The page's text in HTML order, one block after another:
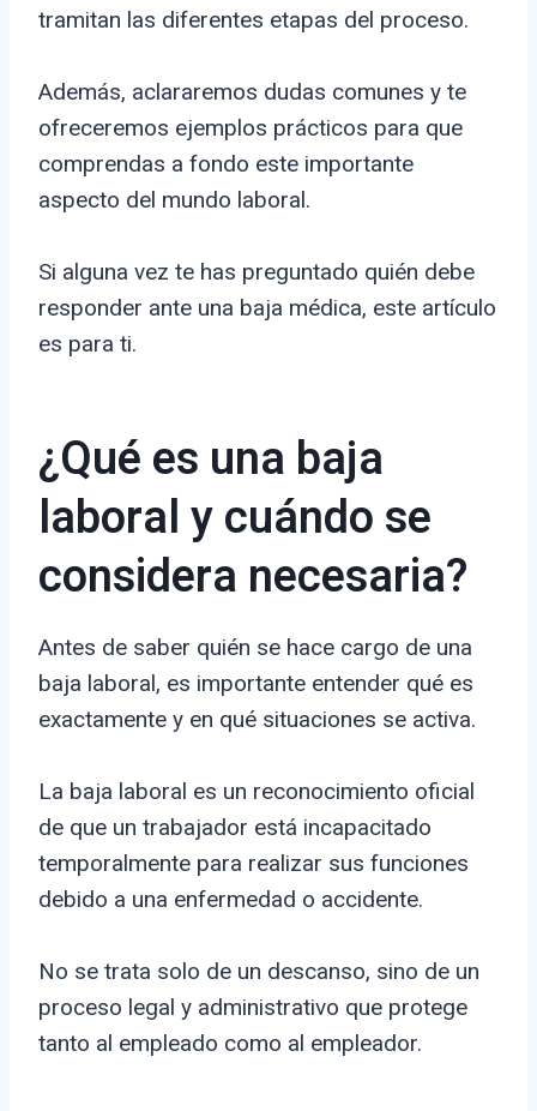
tramitan las diferentes etapas del proceso.
Además, aclararemos dudas comunes y te
ofreceremos ejemplos prácticos para que
comprendas a fondo este importante
aspecto del mundo laboral.
Si alguna vez te has preguntado quién debe
responder ante una baja médica, este artículo
es para ti.
¿Qué es una baja
laboral y cuándo se
considera necesaria?
Antes de saber quién se hace cargo de una
baja laboral, es importante entender qué es
exactamente y en qué situaciones se activa.
La baja laboral es un reconocimiento oficial
de que un trabajador está incapacitado
temporalmente para realizar sus funciones
debido a una enfermedad o accidente.
No se trata solo de un descanso, sino de un
proceso legal y administrativo que protege
tanto al empleado como al empleador.